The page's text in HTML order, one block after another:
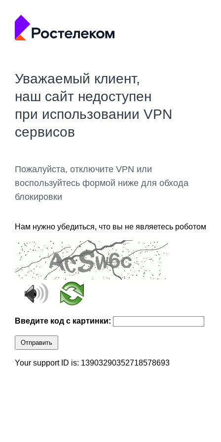
Уважаемый клиент,
наш сайт недоступен
при использовании VPN
сервисов
Пожалуйста, отключите VPN или
воспользуйтесь формой ниже для обхода
блокировки
Нам нужно убедиться, что вы не являетесь роботом
Введите код с картинки:
Отправить
Your support ID is: 13903290352718578693